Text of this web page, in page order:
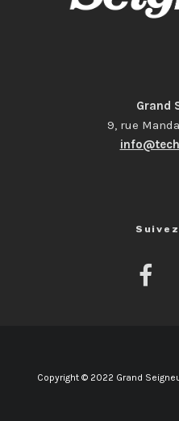
Grand
9, rue
Copyright © 2022 Grand